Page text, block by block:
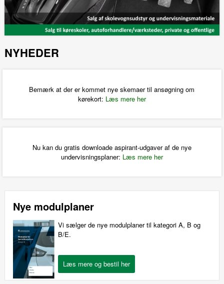
NYHEDER
Bemærk at der er kommet nye skemaer til ansøgning om
kørekort: Læs mere her
Nu kan du gratis downloade aspirant-udgaver af de nye
undervisningsplaner: Læs mere her
Nye modulplaner
Vi sælger de nye modulplaner til kategori A, B og
B/E.